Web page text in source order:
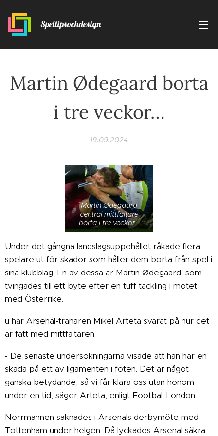
Speltipsochdesign
Martin Ødegaard borta
i tre veckor…
19.09.2024
Martin Ødegaard
central mittfältare
borta i tre veckor...
Under det gångna landslagsuppehållet råkade flera
spelare ut för skador som håller dem borta från spel i
sina klubblag. En av dessa är Martin Ødegaard, som
tvingades till ett byte efter en tuff tackling i mötet
med Österrike.
u har Arsenal-tränaren Mikel Arteta svarat på hur det
är fatt med mittfältaren.
- De senaste undersökningarna visade att han har en
skada på ett av ligamenten i foten. Det är något
ganska betydande, så vi får klara oss utan honom
under en tid, säger Arteta, enligt Football London
Norrmannen saknades i Arsenals derbymöte med
Tottenham under helgen. Då lyckades Arsenal säkra